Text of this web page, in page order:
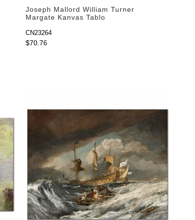
Joseph Mallord William Turner
Margate Kanvas Tablo
CN23264
$70.76